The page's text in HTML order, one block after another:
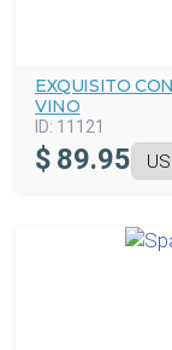
EXQUISITO
VINO
ID: 11121
$ 89.95